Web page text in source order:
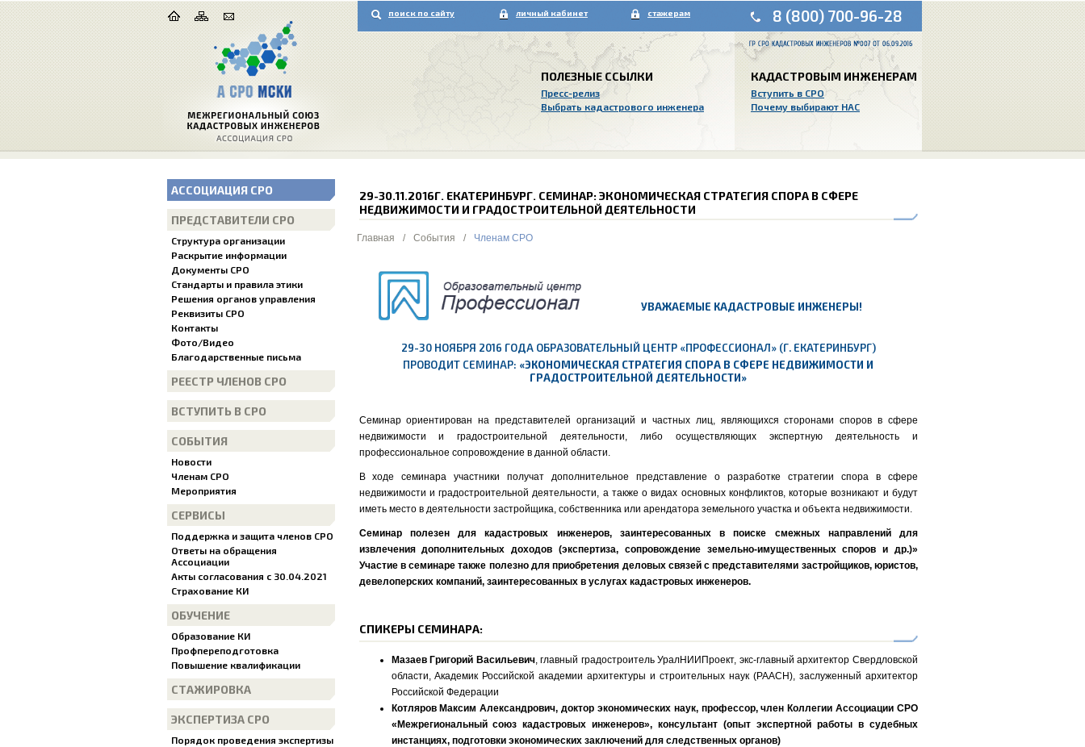
поиск по сайту личный кабинет стажерам 8 (800) 700-96-28
ПОЛЕЗНЫЕ ССЫЛКИ
Пресс-релиз
Выбрать кадастрового инженера
КАДАСТРОВЫМ ИНЖЕНЕРАМ
Вступить в СРО
Почему выбирают НАС
АССОЦИАЦИЯ СРО
ПРЕДСТАВИТЕЛИ СРО
Структура организации
Раскрытие информации
Документы СРО
Стандарты и правила этики
Решения органов управления
Реквизиты СРО
Контакты
Фото/Видео
Благодарственные письма
РЕЕСТР ЧЛЕНОВ СРО
ВСТУПИТЬ В СРО
СОБЫТИЯ
Новости
Членам СРО
Мероприятия
СЕРВИСЫ
Поддержка и защита членов СРО
Ответы на обращения
Ассоциации
Акты согласования с 30.04.2021
Страхование КИ
ОБУЧЕНИЕ
Образование КИ
Профпереподготовка
Повышение квалификации
СТАЖИРОВКА
ЭКСПЕРТИЗА СРО
Порядок проведения экспертизы
29-30.11.2016Г. ЕКАТЕРИНБУРГ. СЕМИНАР: ЭКОНОМИЧЕСКАЯ СТРАТЕГИЯ СПОРА В СФЕРЕ
НЕДВИЖИМОСТИ И ГРАДОСТРОИТЕЛЬНОЙ ДЕЯТЕЛЬНОСТИ
Главная / События / Членам СРО
УВАЖАЕМЫЕ КАДАСТРОВЫЕ ИНЖЕНЕРЫ!
29-30 НОЯБРЯ 2016 ГОДА ОБРАЗОВАТЕЛЬНЫЙ ЦЕНТР «ПРОФЕССИОНАЛ» (Г. ЕКАТЕРИНБУРГ)
ПРОВОДИТ СЕМИНАР: «ЭКОНОМИЧЕСКАЯ СТРАТЕГИЯ СПОРА В СФЕРЕ НЕДВИЖИМОСТИ И
ГРАДОСТРОИТЕЛЬНОЙ ДЕЯТЕЛЬНОСТИ»
Семинар ориентирован на представителей организаций и частных лиц, являющихся сторонами споров в сфере
недвижимости и градостроительной деятельности, либо осуществляющих экспертную деятельность и
профессиональное сопровождение в данной области.
В ходе семинара участники получат дополнительное представление о разработке стратегии спора в сфере
недвижимости и градостроительной деятельности, а также о видах основных конфликтов, которые возникают и будут
иметь место в деятельности застройщика, собственника или арендатора земельного участка и объекта недвижимости.
Семинар полезен для кадастровых инженеров, заинтересованных в поиске смежных направлений для
извлечения дополнительных доходов (экспертиза, сопровождение земельно-имущественных споров и др.)»
Участие в семинаре также полезно для приобретения деловых связей с представителями застройщиков, юристов,
девелоперских компаний, заинтересованных в услугах кадастровых инженеров.
СПИКЕРЫ СЕМИНАРА:
Мазаев Григорий Васильевич, главный градостроитель УралНИИПроект, экс-главный архитектор Свердловской
области, Академик Российской академии архитектуры и строительных наук (РААСН), заслуженный архитектор
Российской Федерации
Котляров Максим Александрович, доктор экономических наук, профессор, член Коллегии Ассоциации СРО
«Межрегиональный союз кадастровых инженеров», консультант (опыт экспертной работы в судебных
инстанциях, подготовки экономических заключений для следственных органов)